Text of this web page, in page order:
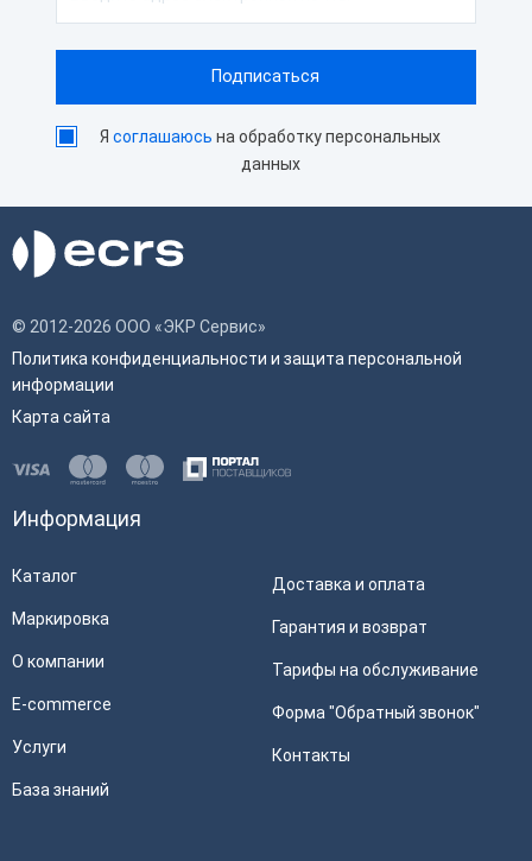
Ясоглашаюсь на обработку персональных
данных
© 2012-2026 ООО «ЭКР Сервис»
Политика конфиденциальности и защита персональной
информации
Карта сайта
Информация
Каталог
Маркировка
О компании
E-commerce
Услуги
База знаний
Доставка и оплата
Гарантия и возврат
Тарифы на обслуживание
Форма "Обратный звонок"
Контакты